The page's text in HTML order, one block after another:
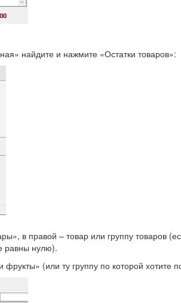
найдите и нажмите «Остатки товаров»:
в правой – товар или группу товаров
равны нулю).
(или ту группу по которой хотите